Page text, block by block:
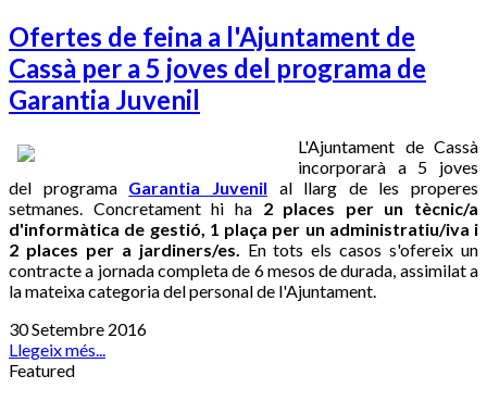
Ofertes de feina a l'Ajuntament de
Cassà per a 5 joves del programa de
Garantia Juvenil
L'Ajuntament de Cassà
incorporarà a 5 joves
del programa Garantia Juvenil al llarg de les properes
setmanes. Concretament hi ha 2 places per un tècnic/a
d'informàtica de gestió, 1 plaça per un administratiu/iva i
2 places per a jardiners/es. En tots els casos s'ofereix un
contracte a jornada completa de 6 mesos de durada, assimilat a
la mateixa categoria del personal de l'Ajuntament.
30 Setembre 2016
Llegeix més...
Featured